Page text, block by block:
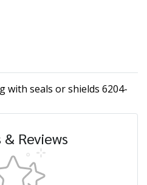
with seals or shields 6204-
Reviews